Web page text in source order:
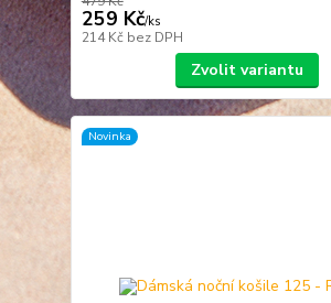
259 Kč/ks
214 Kč bez DPH
Zvolit variantu
Novinka